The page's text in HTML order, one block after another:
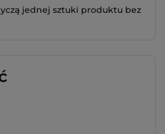
jednej sztuki produktu bez